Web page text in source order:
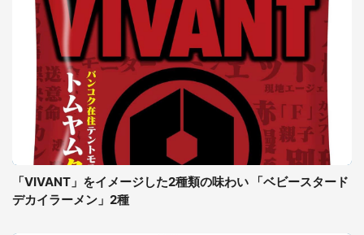
「VIVANT」をイメージした2種類の味わい 「ベビースタード
デカイラーメン」2種